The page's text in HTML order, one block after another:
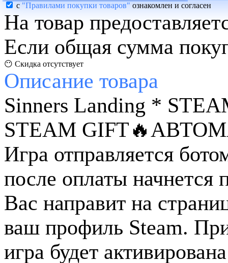
с "Правилами покупки товаров" ознакомлен и согласен
На товар
Если общая сумма
😶 Скидка отсутствует
Описание товара
Sinners Landing *
STEAM GIFT
Игра отправляется
после оплаты начнется
Вас направит на
ваш профиль Steam.
игра будет